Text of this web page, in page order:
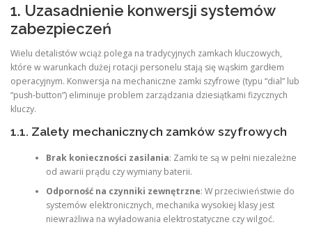
1. Uzasadnienie konwersji systemów
zabezpieczeń
Wielu detalistów wciąż polega na tradycyjnych zamkach kluczowych,
które w warunkach dużej rotacji personelu stają się wąskim gardłem
operacyjnym. Konwersja na mechaniczne zamki szyfrowe (typu “dial” lub
“push-button”) eliminuje problem zarządzania dziesiątkami fizycznych
kluczy.
1.1. Zalety mechanicznych zamków szyfrowych
Brak konieczności zasilania: Zamki te są w pełni niezależne
od awarii prądu czy wymiany baterii.
Odporność na czynniki zewnętrzne: W przeciwieństwie do
systemów elektronicznych, mechanika wysokiej klasy jest
niewrażliwa na wyładowania elektrostatyczne czy wilgoć.